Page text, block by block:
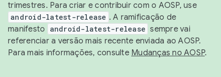
trimestres. Para criar e contribuir com o AOSP, use
android-latest-release . A ramificação de
manifesto
android-latest-release sempre vai
referenciar a versão mais recente enviada ao AOSP.
Para mais informações, consulte Mudanças no AOSP.